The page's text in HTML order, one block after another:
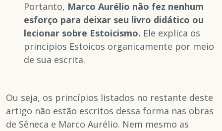
Portanto, Marco Aurélio não fez nenhum
esforço para deixar seu livro didático ou
lecionar sobre Estoicismo. Ele explica os
princípios Estoicos organicamente por meio
de sua escrita.
Ou seja, os princípios listados no restante deste
artigo não estão escritos dessa forma nas obras
de Sêneca e Marco Aurélio. Nem mesmo as